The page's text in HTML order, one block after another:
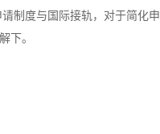
制度与国际接轨，对于简化
下。